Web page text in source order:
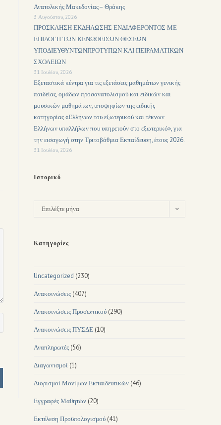
Ανατολικής Μακεδονίας– Θράκης
3 Αυγούστου, 2026
ΠΡΟΣΚΛΗΣΗ ΕΚΔΗΛΩΣΗΣ ΕΝΔΙΑΦΕΡΟΝΤΟΣ ΜΕ
ΕΠΙΛΟΓΗ ΤΩΝ ΚΕΝΩΘΕΙΣΩΝ ΘΕΣΕΩΝ
ΥΠΟΔΙΕΥΘΥΝΤΩΝΠΡΟΤΥΠΩΝ ΚΑΙ ΠΕΙΡΑΜΑΤΙΚΩΝ
ΣΧΟΛΕΙΩΝ
31 Ιουλίου, 2026
Εξεταστικά κέντρα για τις εξετάσεις μαθημάτων γενικής
παιδείας, ομάδων προσανατολισμού και ειδικών και
μουσικών μαθημάτων, υποψηφίων της ειδικής
κατηγορίας «Ελλήνων του εξωτερικού και τέκνων
Ελλήνων υπαλλήλων που υπηρετούν στο εξωτερικό», για
την εισαγωγή στην Τριτοβάθμια Εκπαίδευση, έτους 2026.
31 Ιουλίου, 2026
Ιστορικό
Επιλέξτε μήνα
Κατηγορίες
Uncategorized (230)
Ανακοινώσεις (407)
Ανακοινώσεις Προσωπικού (290)
Ανακοινώσεις ΠΥΣΔΕ (10)
Αναπληρωτές (56)
Διαγωνισμοί (1)
Διορισμοί Μονίμων Εκπαιδευτικών (46)
Εγγραφές Μαθητών (20)
Εκτέλεση Προϋπολογισμού (41)